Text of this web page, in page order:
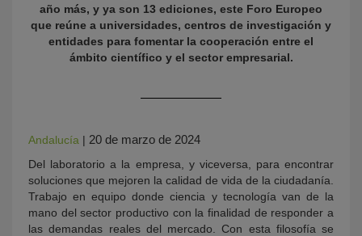
año más, y ya son 13 ediciones, este Foro Europeo
que reúne a universidades, centros de investigación y
entidades para fomentar la cooperación entre el
ámbito científico y el sector empresarial.
Andalucía | 20 de marzo de 2024
Del laboratorio a la empresa, y viceversa, para encontrar
soluciones que mejoren la calidad de vida de la ciudadanía.
Trabajo en equipo donde ciencia y tecnología van de la
mano del sector productivo con la finalidad de responder a
las demandas reales del mercado. Con esta filosofía se